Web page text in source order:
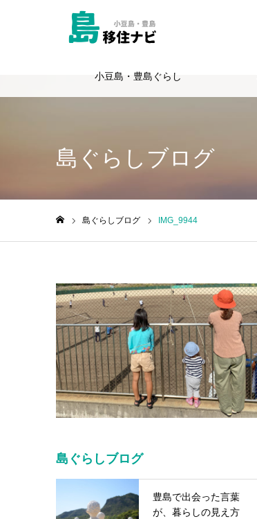
小豆島・豊島ぐらし
島ぐらしブログ
島ぐらしブログ IMG_9944
島ぐらしブログ
豊島で出会った言葉
が、暮らしの見え方